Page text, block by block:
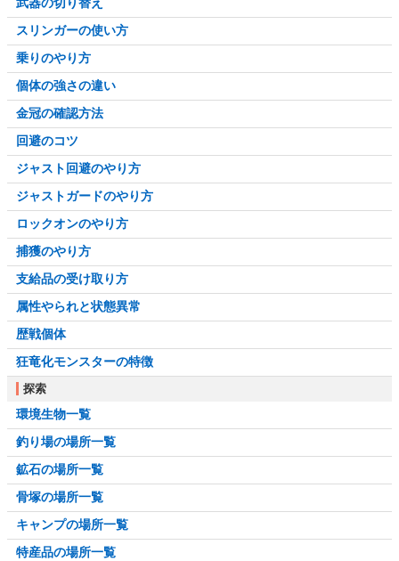
スリンガーの使い方
乗りのやり方
個体の強さの違い
金冠の確認方法
回避のコツ
ジャスト回避のやり方
ジャストガードのやり方
ロックオンのやり方
捕獲のやり方
支給品の受け取り方
属性やられと状態異常
歴戦個体
狂竜化モンスターの特徴
探索
環境生物一覧
釣り場の場所一覧
鉱石の場所一覧
骨塚の場所一覧
キャンプの場所一覧
特産品の場所一覧